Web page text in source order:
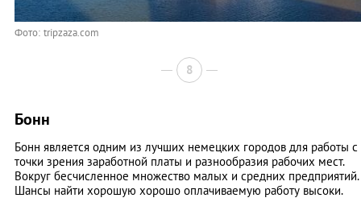
Фото: tripzaza.com
8
Бонн
Бонн является одним из лучших немецких городов для работы с
точки зрения заработной платы и разнообразия рабочих мест.
Вокруг бесчисленное множество малых и средних предприятий.
Шансы найти хорошую хорошо оплачиваемую работу высоки.